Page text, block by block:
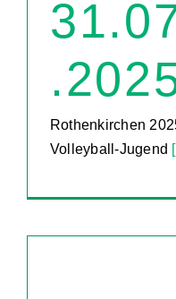
Rothenkirchen
Volleyball-Jugend